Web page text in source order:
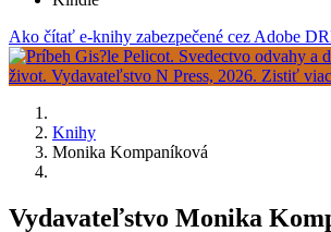
Ako čítať e-knihy zabezpečené cez Adobe
Knihy
Monika Kompaníková
Vydavateľstvo Monika